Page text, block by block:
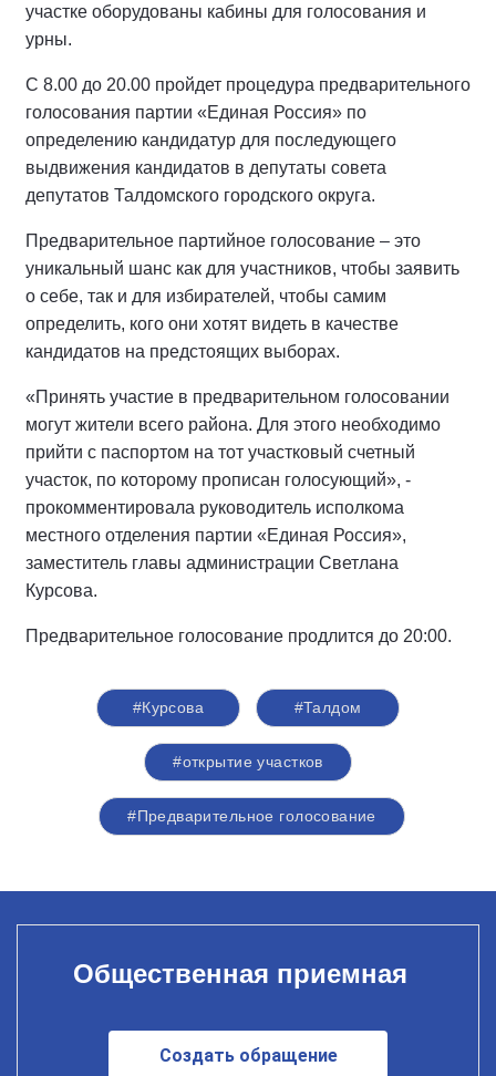
участке оборудованы кабины для голосования и
урны.
С 8.00 до 20.00 пройдет процедура предварительного
голосования партии «Единая Россия» по
определению кандидатур для последующего
выдвижения кандидатов в депутаты совета
депутатов Талдомского городского округа.
Предварительное партийное голосование – это
уникальный шанс как для участников, чтобы заявить
о себе, так и для избирателей, чтобы самим
определить, кого они хотят видеть в качестве
кандидатов на предстоящих выборах.
«Принять участие в предварительном голосовании
могут жители всего района. Для этого необходимо
прийти с паспортом на тот участковый счетный
участок, по которому прописан голосующий», -
прокомментировала руководитель исполкома
местного отделения партии «Единая Россия»,
заместитель главы администрации Светлана
Курсова.
Предварительное голосование продлится до 20:00.
#Курсова #Талдом
#открытие участков
#Предварительное голосование
Общественная приемная
Создать обращение